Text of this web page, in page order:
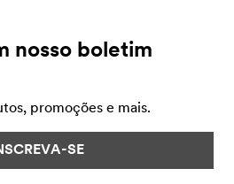
nosso boletim
promoções e mais.
SE